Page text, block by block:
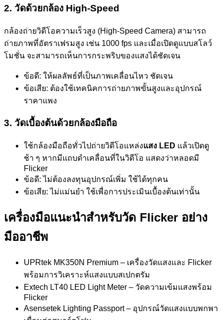
2. วัดด้วยกล้อง High-Speed
กล้องถ่ายวิดีโอความเร็วสูง (High-Speed Camera) สามารถ
ถ่ายภาพที่อัตราเฟรมสูง เช่น 1000 fps และเมื่อเปิดดูแบบสโลว์
โมชั่น จะสามารถเห็นการกระพริบของแสงได้ชัดเจน
ข้อดี: ให้ผลลัพธ์ที่เป็นภาพเคลื่อนไหว ชัดเจน
ข้อเสีย: ต้องใช้เทคนิคการถ่ายภาพขั้นสูงและอุปกรณ์
ราคาแพง
3. วัดเบื้องต้นด้วยกล้องมือถือ
ใช้กล้องมือถือทั่วไปถ่ายวิดีโอแหล่งแสง LED แล้วเปิดดู
ช้า ๆ หากมีแถบดำเคลื่อนที่ในวิดีโอ แสดงว่าหลอดมี
Flicker
ข้อดี: ไม่ต้องลงทุนอุปกรณ์เพิ่ม ใช้ได้ทุกคน
ข้อเสีย: ไม่แม่นยำ ใช้เพื่อการประเมินเบื้องต้นเท่านั้น
เครื่องมือแนะนำสำหรับวัด Flicker อย่าง
มืออาชีพ
UPRtek MK350N Premium – เครื่องวัดแสงและ Flicker
พร้อมการวิเคราะห์แสงแบบสเปกตรัม
Extech LT40 LED Light Meter – วัดความเข้มแสงพร้อม
Flicker
Asensetek Lighting Passport – อุปกรณ์วัดแสงแบบพกพา